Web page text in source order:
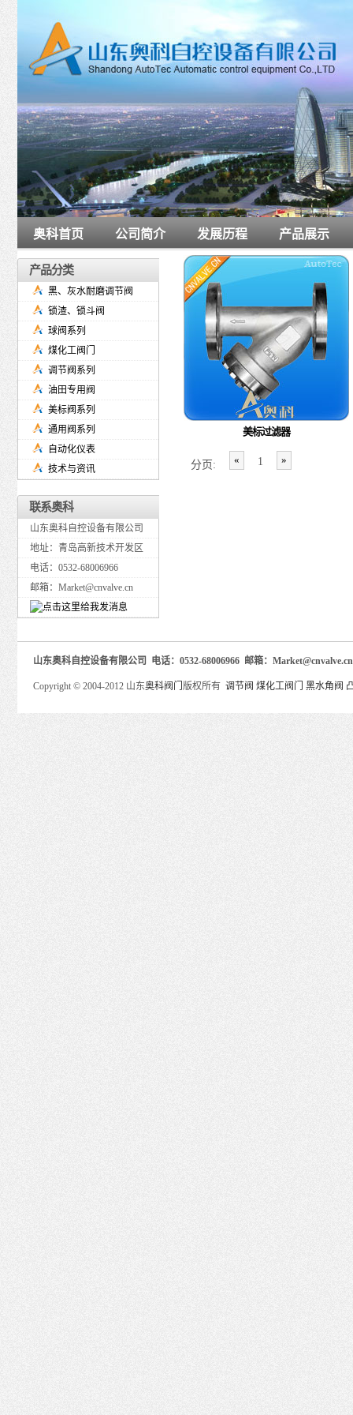
奥科首页 公司简介 发展历程 产品展示
美标过滤器
分页: « 1 »
产品分类
黑、灰水耐磨调节阀
锁渣、锁斗阀
球阀系列
煤化工阀门
调节阀系列
油田专用阀
美标阀系列
通用阀系列
自动化仪表
技术与资讯
联系奥科
山东奥科自控设备有限公司
地址：青岛高新技术开发区
电话：0532-68006966
邮箱：Market@cnvalve.cn
山东奥科自控设备有限公司 电话：0532-68006966 邮箱：
Copyright © 2004-2012 山东奥科阀门 版权所有 调节阀 煤化工阀门 黑水角阀